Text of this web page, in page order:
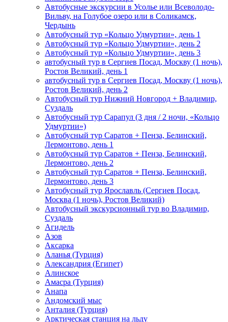
Автобусные экскурсии в Усолье или Всеволодо-
Вильву, на Голубое озеро или в Соликамск,
Чердынь
Автобусный тур «Кольцо Удмуртии», день 1
Автобусный тур «Кольцо Удмуртии», день 2
Автобусный тур «Кольцо Удмуртии», день 3
автобусный тур в Сергиев Посад, Москву (1 ночь),
Ростов Великий, день 1
автобусный тур в Сергиев Посад, Москву (1 ночь),
Ростов Великий, день 2
Автобусный тур Нижний Новгород + Владимир,
Суздаль
Автобусный тур Сарапул (3 дня / 2 ночи, «Кольцо
Удмуртии»)
Автобусный тур Саратов + Пенза, Белинский,
Лермонтово, день 1
Автобусный тур Саратов + Пенза, Белинский,
Лермонтово, день 2
Автобусный тур Саратов + Пенза, Белинский,
Лермонтово, день 3
Автобусный тур Ярославль (Сергиев Посад,
Москва (1 ночь), Ростов Великий)
Автобусный экскурсионный тур во Владимир,
Суздаль
Агидель
Азов
Аксарка
Аланья (Турция)
Александрия (Египет)
Алинское
Амасра (Турция)
Анапа
Андомский мыс
Анталия (Турция)
Арктическая станция на льду